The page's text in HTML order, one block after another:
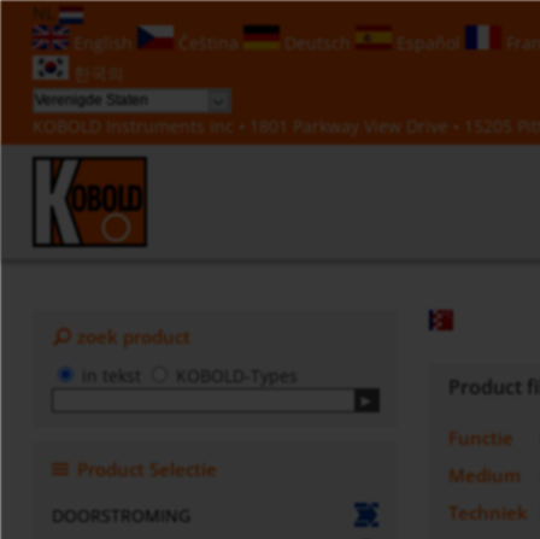
NL
English
Čeština Deutsch Español
한국의
KOBOLD Instruments Inc • 1801 Parkway View Drive • 15205
zoek product
in tekst KOBOLD-Types
Product Selectie
DOORSTROMING
Product
Functie
Medium
Techniek